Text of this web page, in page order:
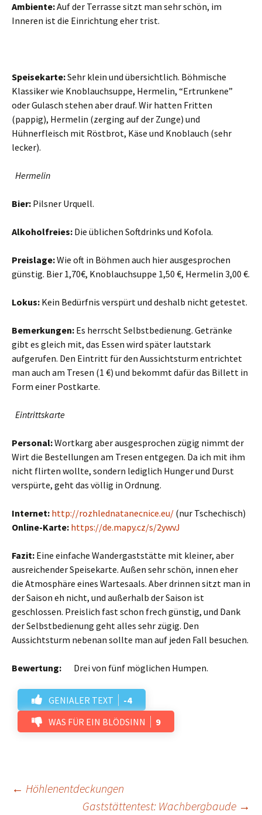
Ambiente:Auf der Terrasse sitzt man sehr schön, im
Inneren ist die Einrichtung eher trist.
Speisekarte:Sehr klein und übersichtlich. Böhmische
Klassiker wie Knoblauchsuppe, Hermelin, “Ertrunkene”
oder Gulasch stehen aber drauf. Wir hatten Fritten
(pappig), Hermelin (zerging auf der Zunge) und
Hühnerfleisch mit Röstbrot, Käse und Knoblauch (sehr
lecker).
Hermelin
Bier: Pilsner Urquell.
Alkoholfreies: Die üblichen Softdrinks und Kofola.
Preislage:Wie oft in Böhmen auch hier ausgesprochen
günstig. Bier 1,70€, Knoblauchsuppe 1,50 €, Hermelin 3,00 €.
Lokus: Kein Bedürfnis verspürt und deshalb nicht getestet.
Bemerkungen: Es herrscht Selbstbedienung. Getränke
gibt es gleich mit, das Essen wird später lautstark
aufgerufen. Den Eintritt für den Aussichtsturm entrichtet
man auch am Tresen (1 €) und bekommt dafür das Billett in
Form einer Postkarte.
Eintrittskarte
Personal:Wortkarg aber ausgesprochen zügig nimmt der
Wirt die Bestellungen am Tresen entgegen. Da ich mit ihm
nicht flirten wollte, sondern lediglich Hunger und Durst
verspürte, geht das völlig in Ordnung.
Internet: http://rozhlednatanecnice.eu/ (nur Tschechisch)
Online-Karte: https://de.mapy.cz/s/2ywvJ
Fazit: Eine einfache Wandergaststätte mit kleiner, aber
ausreichender Speisekarte. Außen sehr schön, innen eher
die Atmosphäre eines Wartesaals. Aber drinnen sitzt man in
der Saison eh nicht, und außerhalb der Saison ist
geschlossen. Preislich fast schon frech günstig, und Dank
der Selbstbedienung geht alles sehr zügig. Den
Aussichtsturm nebenan sollte man auf jeden Fall besuchen.
Bewertung: Drei von fünf möglichen Humpen.
GENIALER TEXT
-4
WAS FÜR EIN BLÖDSINN
9
Beitrags-
← Höhlenentdeckungen
Gaststättentest: Wachbergbaude →